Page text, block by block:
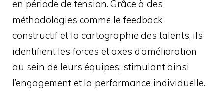
en période de tension. Grâce à des
méthodologies comme le feedback
constructif et la cartographie des talents, ils
identifient les forces et axes d’amélioration
au sein de leurs équipes, stimulant ainsi
l’engagement et la performance individuelle.